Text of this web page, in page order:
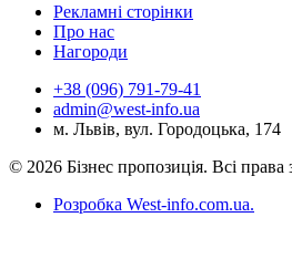
Рекламні сторінки
Про нас
Нагороди
+38 (096) 791-79-41
admin@west-info.ua
м. Львів, вул. Городоцька, 174
© 2026 Бізнес пропозиція. Всі
Розробка West-info.com.ua.